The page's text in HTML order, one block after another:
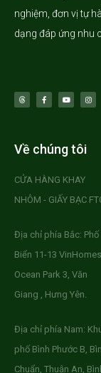
nghiệm, đơn vị tự
dạng đáp ứng nhu
Về chúng tôi
CỬA HÀNG KHAY
NHÔM - GIẤY BẠC
Địa chỉ phía Bắc: Phố
Biển 11-13 VinHomes
Ocean Park 3, Văn
Giang , Hưng Yên.
Địa chỉ phía Nam:
phố Bình Phước B,
Chuẩn, Thuận An,